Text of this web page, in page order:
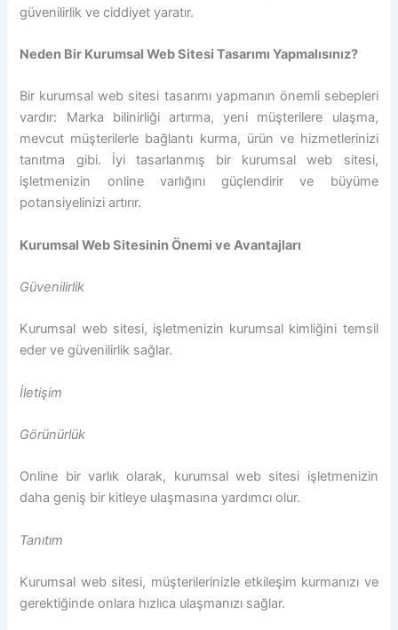
güvenilirlik ve ciddiyet yaratır.
Neden Bir Kurumsal Web Sitesi Tasarımı Yapmalısınız?
Bir kurumsal web sitesi tasarımı yapmanın önemli sebepleri
vardır: Marka bilinirliği artırma, yeni müşterilere ulaşma,
mevcut müşterilerle bağlantı kurma, ürün ve hizmetlerinizi
tanıtma gibi. İyi tasarlanmış bir kurumsal web sitesi,
işletmenizin online varlığını güçlendirir ve büyüme
potansiyelinizi artırır.
Kurumsal Web Sitesinin Önemi ve Avantajları
Güvenilirlik
Kurumsal web sitesi, işletmenizin kurumsal kimliğini temsil
eder ve güvenilirlik sağlar.
İletişim
Görünürlük
Online bir varlık olarak, kurumsal web sitesi işletmenizin
daha geniş bir kitleye ulaşmasına yardımcı olur.
Tanıtım
Kurumsal web sitesi, müşterilerinizle etkileşim kurmanızı ve
gerektiğinde onlara hızlıca ulaşmanızı sağlar.